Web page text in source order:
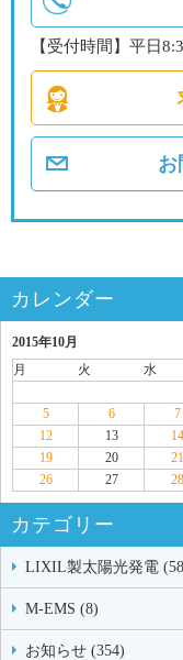
【受付時間】平日
お
カレンダー
2015年10月
月
火 水
5
6 7
12
13 14
19
20 21
26
27 28
カテゴリー
LIXIL製太陽光発電
M-EMS (8)
お知らせ (354)